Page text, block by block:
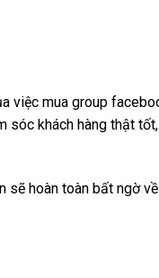
việc mua group
sóc khách hàng thật
hoàn toàn bất ngờ